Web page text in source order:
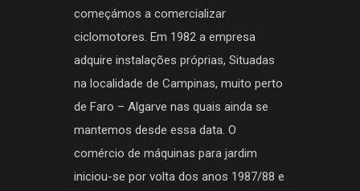
começámos a comercializar
ciclomotores. Em 1982 a empresa
adquire instalações próprias, Situadas
na localidade de Campinas, muito perto
de Faro – Algarve nas quais ainda se
mantemos desde essa data. O
comércio de máquinas para jardim
iniciou-se por volta dos anos 1987/88 e